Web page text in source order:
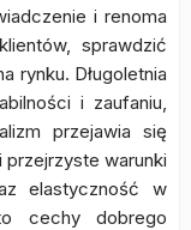
i renoma
sprawdzić
rynku. Długoletnia
i zaufaniu,
przejawia się
warunki
elastyczność w
cechy dobrego